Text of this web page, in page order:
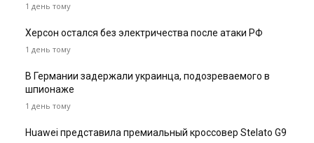
1 день тому
Херсон остался без электричества после атаки РФ
1 день тому
В Германии задержали украинца, подозреваемого в
шпионаже
1 день тому
Huawei представила премиальный кроссовер Stelato G9